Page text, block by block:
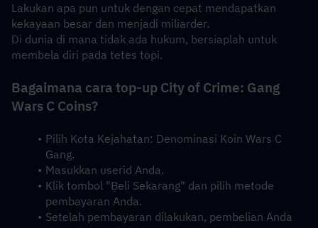
Lakukan apa pun untuk dengan cepat mendapatkan
kekayaan besar dan menjadi miliarder.
Di dunia di mana tidak ada hukum, bersiaplah untuk
membela diri pada tetes topi.
Bagaimana cara top-up City of Crime: Gang
Wars C Coins?
Pilih Kota Kejahatan: Denominasi Koin Wars C
Gang.
Masukkan userid Anda.
Klik tombol "Beli Sekarang" dan pilih metode
pembayaran Anda.
Setelah pembayaran dilakukan, pembelian Anda